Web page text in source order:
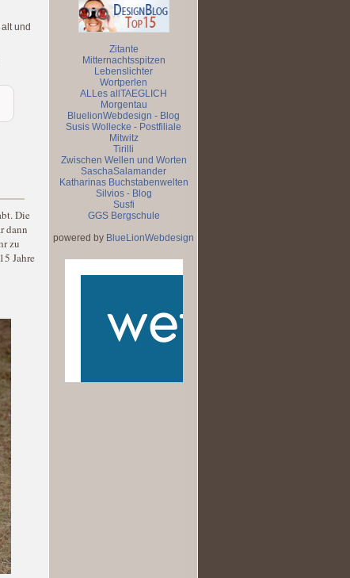
und
Die
dann
zu
Jahre
Zitante
Mitternachtsspitzen
Lebenslichter
Wortperlen
ALLes allTAEGLICH
Morgentau
BluelionWebdesign - Blog
Susis Wollecke - Postfiliale
Mitwitz
Tirilli
Zwischen Wellen und Worten
SaschaSalamander
Katharinas Buchstabenwelten
Silvios - Blog
Susfi
GGS Bergschule
powered by BlueLionWebdesign